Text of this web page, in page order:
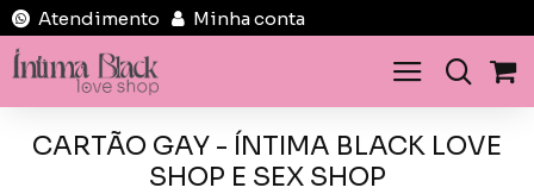
Atendimento Minha conta
CARTÃO GAY - ÍNTIMA BLACK LOVE
SHOP E SEX SHOP